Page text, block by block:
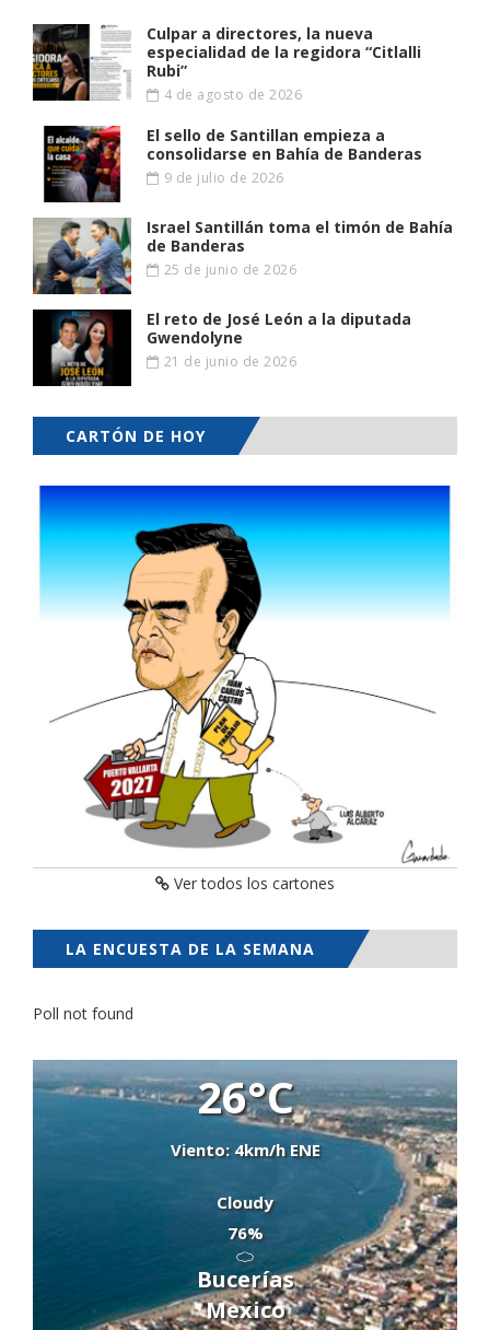
Culpar a directores, la nueva
especialidad de la regidora “Citlalli
Rubi”
4 de agosto de 2026
El sello de Santillan empieza a
consolidarse en Bahía de Banderas
9 de julio de 2026
Israel Santillán toma el timón de Bahía
de Banderas
25 de junio de 2026
El reto de José León a la diputada
Gwendolyne
21 de junio de 2026
CARTÓN DE HOY
Ver todos los cartones
LA ENCUESTA DE LA SEMANA
Poll not found
26°C
Viento: 4km/h ENE
Cloudy
76%
Bucerías
Mexico